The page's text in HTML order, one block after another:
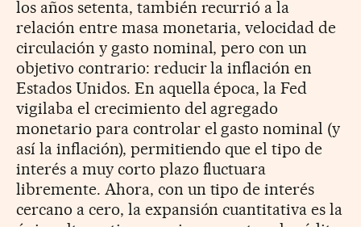
los años setenta, también recurrió a la
relación entre masa monetaria, velocidad de
circulación y gasto nominal, pero con un
objetivo contrario: reducir la inflación en
Estados Unidos. En aquella época, la Fed
vigilaba el crecimiento del agregado
monetario para controlar el gasto nominal (y
así la inflación), permitiendo que el tipo de
interés a muy corto plazo fluctuara
libremente. Ahora, con un tipo de interés
cercano a cero, la expansión cuantitativa es la